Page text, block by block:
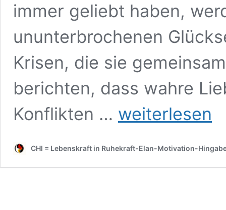
immer geliebt haben,
ununterbrochenen
Krisen, die sie
berichten, dass wahre
Konflikten …
und
Bedeutung
Deeskalation
weiterlesen
CHI = Lebenskraft in Ruhekraft-Elan-Motivation-